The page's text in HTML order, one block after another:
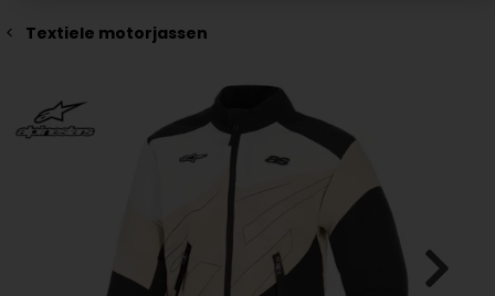
Textiele motorjassen